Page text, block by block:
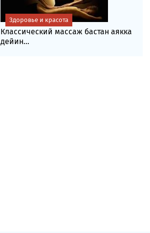
Классический массаж бастан аякка
дейин...
Здоровье и красота